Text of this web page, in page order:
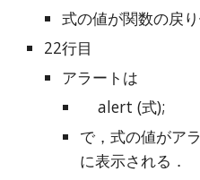
式の値が関数の戻
22行目
アラートは
    alert (式);
で，式の値がア
に表示される．